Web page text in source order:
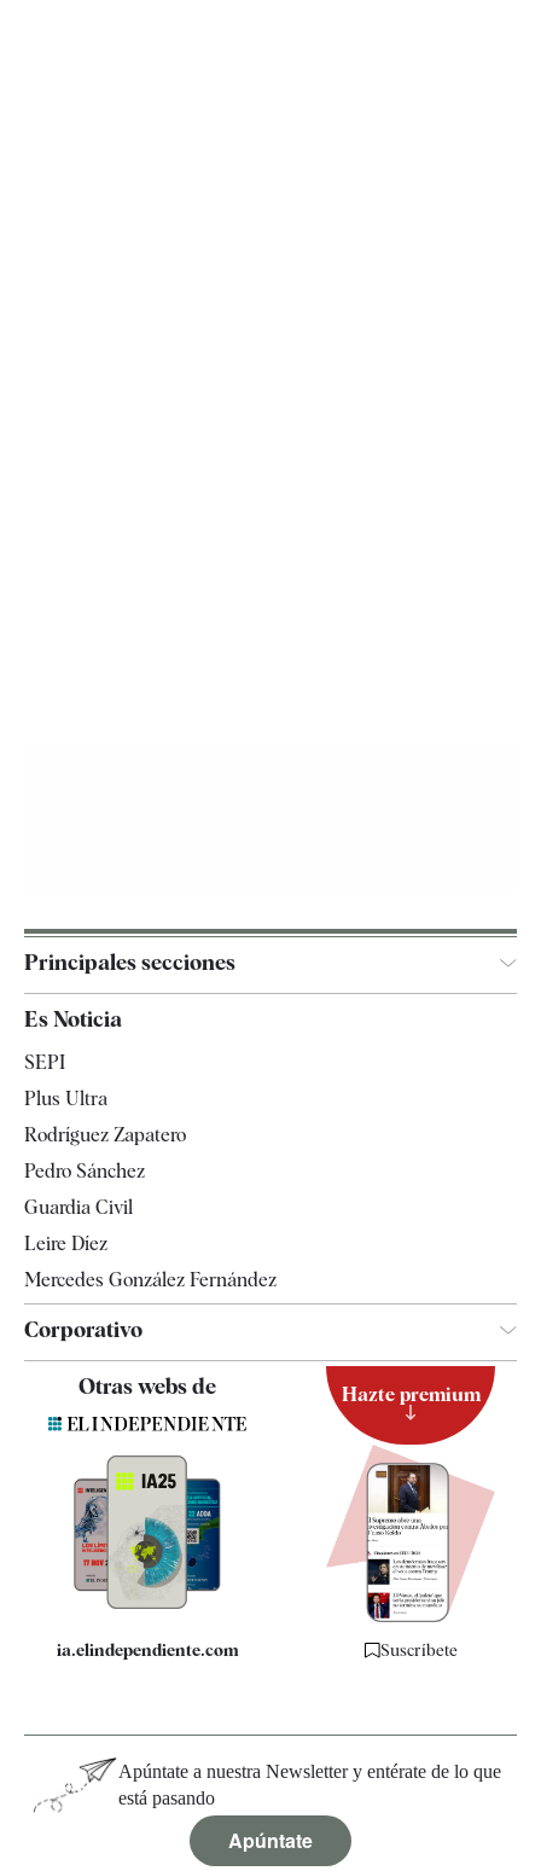
Principales secciones
España
Televisión
Es Noticia
SEPI
Plus Ultra
Rodríguez Zapatero
Pedro Sánchez
Guardia Civil
Leire Díez
Mercedes González Fernández
Corporativo
Contacto
Quiénes somos
Especificaciones
Otras webs de
ia.elindependiente.com
Hazte premium
Suscríbete
Apúntate a nuestra Newsletter y entérate de lo que
está pasando
Apúntate